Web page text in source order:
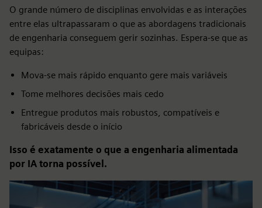
O grande número de disciplinas envolvidas e as interações
entre elas ultrapassaram o que as abordagens tradicionais
de engenharia conseguem gerir sozinhas. Espera-se que as
equipas:
Mova-se mais rápido enquanto gere mais variáveis
Tome melhores decisões mais cedo
Entregue produtos mais robustos, compatíveis e
fabricáveis desde o início
Isso é exatamente o que a engenharia alimentada
por IA torna possível.